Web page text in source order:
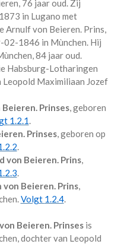
, 76 jaar oud. Zij
in Lugano met
Arnulf von Beieren. Prins,
02-1846 in Mùnchen. Hij
, 84 jaar oud.
Habsburg-Lotharingen
Maximiliaan Jozef
Prinses, geboren
1.2.1.
Prinses, geboren op
.
von Beieren. Prins,
.
Beieren. Prins,
.Volgt 1.2.4.
Beieren. Prinsesis
, dochter van Leopold